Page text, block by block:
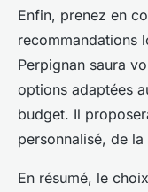
Enfin, prenez en
recommandations
Perpignan saura
options adaptées
budget. Il
personnalisé, de
En résumé, le